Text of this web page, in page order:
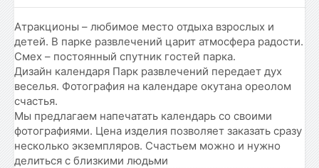
Атракционы – любимое место отдыха взрослых и
детей. В парке развлечений царит атмосфера радости.
Смех – постоянный спутник гостей парка.
Дизайн календаря Парк развлечений передает дух
веселья. Фотография на календаре окутана ореолом
счастья.
Мы предлагаем напечатать календарь со своими
фотографиями. Цена изделия позволяет заказать сразу
несколько экземпляров. Счастьем можно и нужно
делиться с близкими людьми